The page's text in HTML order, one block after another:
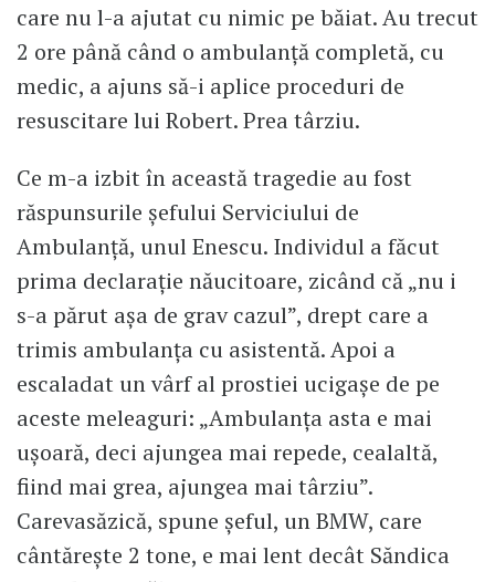
care nu l-a ajutat cu nimic pe băiat. Au trecut
2 ore până când o ambulanță completă, cu
medic, a ajuns să-i aplice proceduri de
resuscitare lui Robert. Prea târziu.
Ce m-a izbit în această tragedie au fost
răspunsurile șefului Serviciului de
Ambulanță, unul Enescu. Individul a făcut
prima declarație năucitoare, zicând că „nu i
s-a părut așa de grav cazul”, drept care a
trimis ambulanța cu asistentă. Apoi a
escaladat un vârf al prostiei ucigașe de pe
aceste meleaguri: „Ambulanța asta e mai
ușoară, deci ajungea mai repede, cealaltă,
fiind mai grea, ajungea mai târziu”.
Carevasăzică, spune șeful, un BMW, care
cântărește 2 tone, e mai lent decât Săndica